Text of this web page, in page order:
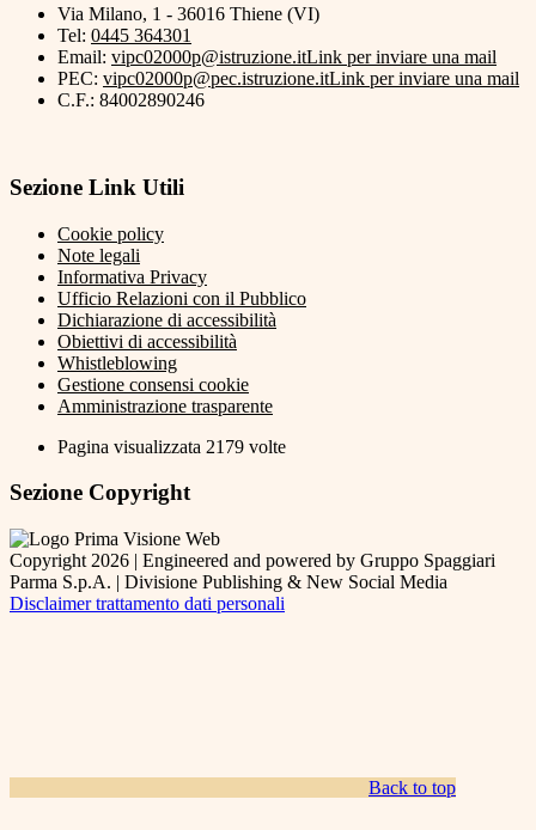
Via Milano, 1 - 36016 Thiene (VI)
Tel: 0445 364301
Email: vipc02000p@istruzione.itLink per inviare una mail
PEC: vipc02000p@pec.istruzione.itLink per inviare una mail
C.F.: 84002890246
Sezione Link Utili
Cookie policy
Note legali
Informativa Privacy
Ufficio Relazioni con il Pubblico
Dichiarazione di accessibilità
Obiettivi di accessibilità
Whistleblowing
Gestione consensi cookie
Amministrazione trasparente
Pagina visualizzata 2179 volte
Sezione Copyright
Copyright 2026 | Engineered and powered by Gruppo Spaggiari
Parma S.p.A. | Divisione Publishing & New Social Media
Disclaimer trattamento dati personali
Back to top